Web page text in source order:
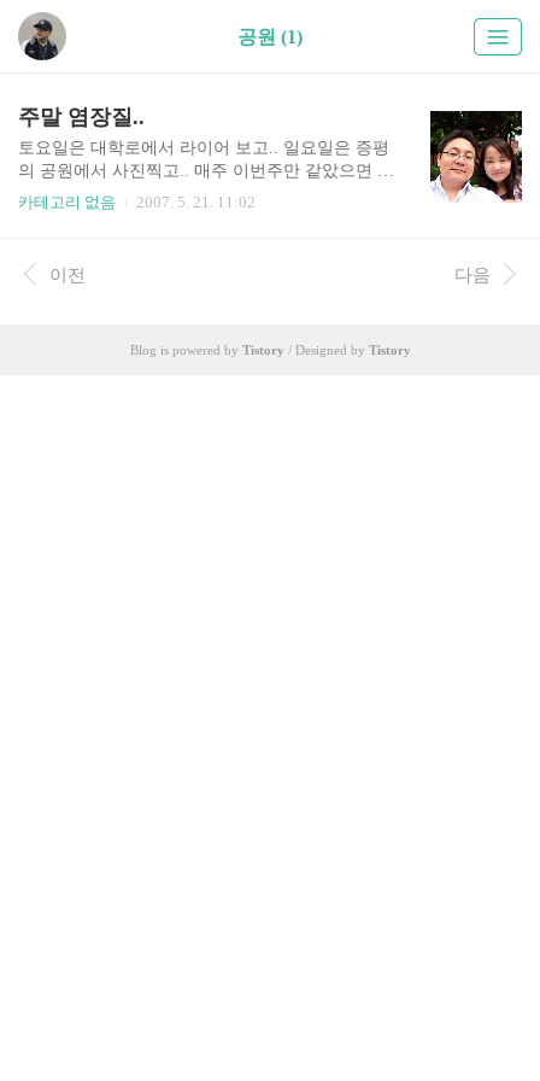
공원 (1)
주말 염장질..
토요일은 대학로에서 라이어 보고.. 일요일은 증평
의 공원에서 사진찍고.. 매주 이번주만 같았으면 좋
겠다.. 더 많은 사진은 http://www.butterbam.com 에
카테고리 없음 2007. 5. 21. 11:02
이전 다음
Blog is powered by Tistory / Designed by Tistory